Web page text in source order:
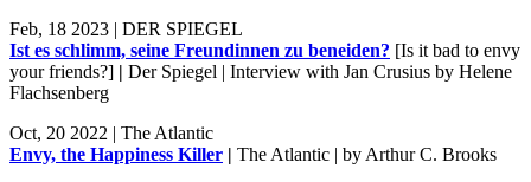
Feb, 18 2023 | DER SPIEGEL
Ist es schlimm, seine Freundinnen zu beneiden? [Is it bad to envy
your friends?] | Der Spiegel | Interview with Jan Crusius by Helene
Flachsenberg
Oct, 20 2022 | The Atlantic
Envy, the Happiness Killer | The Atlantic | by Arthur C. Brooks